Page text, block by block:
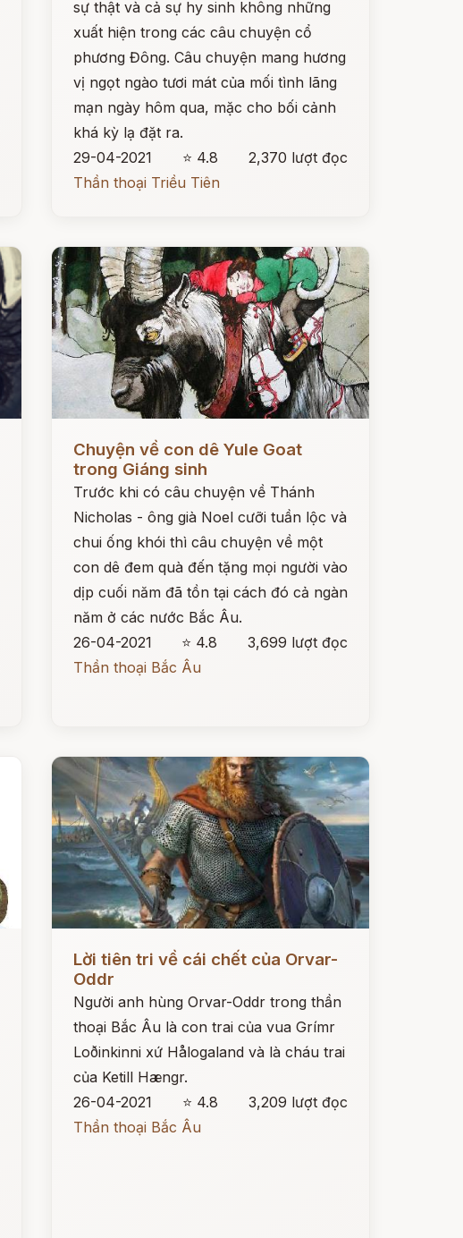
sự thật và cả sự hy sinh không những
xuất hiện trong các câu chuyện cổ
phương Đông. Câu chuyện mang hương
vị ngọt ngào tươi mát của mối tình lãng
mạn ngày hôm qua, mặc cho bối cảnh
khá kỳ lạ đặt ra.
29-04-2021
⭐ 4.8
2,370 lượt đọc
Thần thoại Triều Tiên
Chuyện về con dê Yule Goat
trong Giáng sinh
Trước khi có câu chuyện về Thánh
Nicholas - ông già Noel cưỡi tuần lộc và
chui ống khói thì câu chuyện về một
con dê đem quà đến tặng mọi người vào
dịp cuối năm đã tồn tại cách đó cả ngàn
năm ở các nước Bắc Âu.
26-04-2021
⭐ 4.8
3,699 lượt đọc
Thần thoại Bắc Âu
Lời tiên tri về cái chết của Orvar-
Oddr
Người anh hùng Orvar-Oddr trong thần
thoại Bắc Âu là con trai của vua Grímr
Loðinkinni xứ Hålogaland và là cháu trai
của Ketill Hængr.
26-04-2021
⭐ 4.8
3,209 lượt đọc
Thần thoại Bắc Âu